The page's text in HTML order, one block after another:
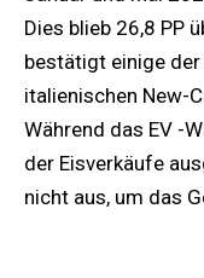
Dies blieb 26,8 PP
bestätigt einige
italienischen New-
Während das EV -
der Eisverkäufe
nicht aus, um das